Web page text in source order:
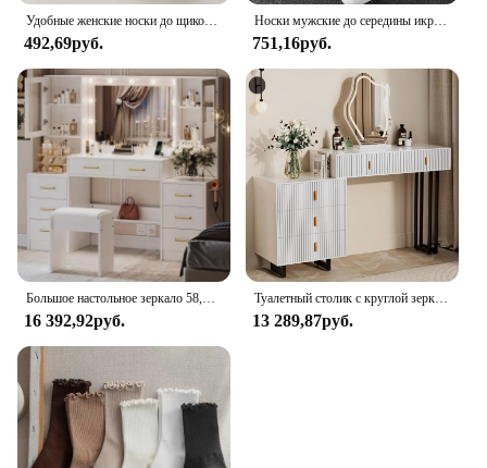
Удобные женские носки до щиколотки 10 пар: принты в виде сердечек и полосок, прочная трикотажная ткань-идеальный подарок
492,69руб.
Носки мужские до середины икры, 10 пар, в случайном стиле, с граффити, универсальный и повседневный спортивный стиль, мягкие и удобные
751,16руб.
16 392,92руб.
Туалетный столик с круглой зеркалом и местом для хранения, 5 ящиков и 3 режима освещения, белый
13 289,87руб.